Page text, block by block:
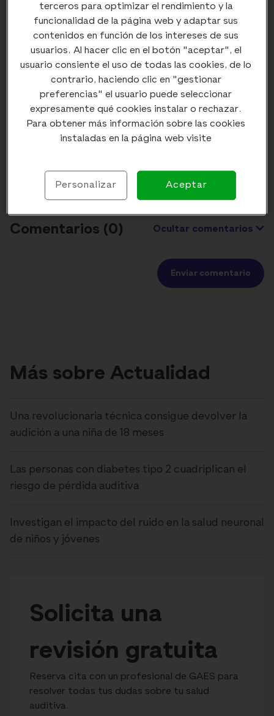
Más sobre Actualidad
Una revolucionaria técnica consigue devolver la
audición a una niña de 18 meses
Las personas con diabetes tipo 2 cuadriplican el
riesgo de pérdida auditiva
Investigan el impacto del ruido en la salud neuronal
de niños y jóvenes
Solicita una
revisión gratuita
Reserva cita con un profesional de GAES para
resolver todas tus dudas sobre tu salud
auditiva.
La capacidad de
regeneración del ser humano
Los seres humanos tenemos una capacidad de
regeneración limitada. Podemos, por ejemplo, regenerar
la piel o el hígado en cierta medida. Pero resulta muy
limitada en comparación con el pez cebra, con el que, en
cambio, guardamos bastantes similitudes a nivel de
Comentarios (0) Ocultar comentarios
Enviar comentario
terceros para optimizar el rendimiento y la
funcionalidad de la página web y adaptar sus
contenidos en función de los intereses de sus
usuarios. Al hacer clic en el botón "aceptar", el
usuario consiente el uso de todas las cookies, de lo
contrario, haciendo clic en "gestionar
preferencias" el usuario puede seleccionar
expresamente qué cookies instalar o rechazar.
Para obtener más información sobre las cookies
instaladas en la página web visite
Personalizar Aceptar